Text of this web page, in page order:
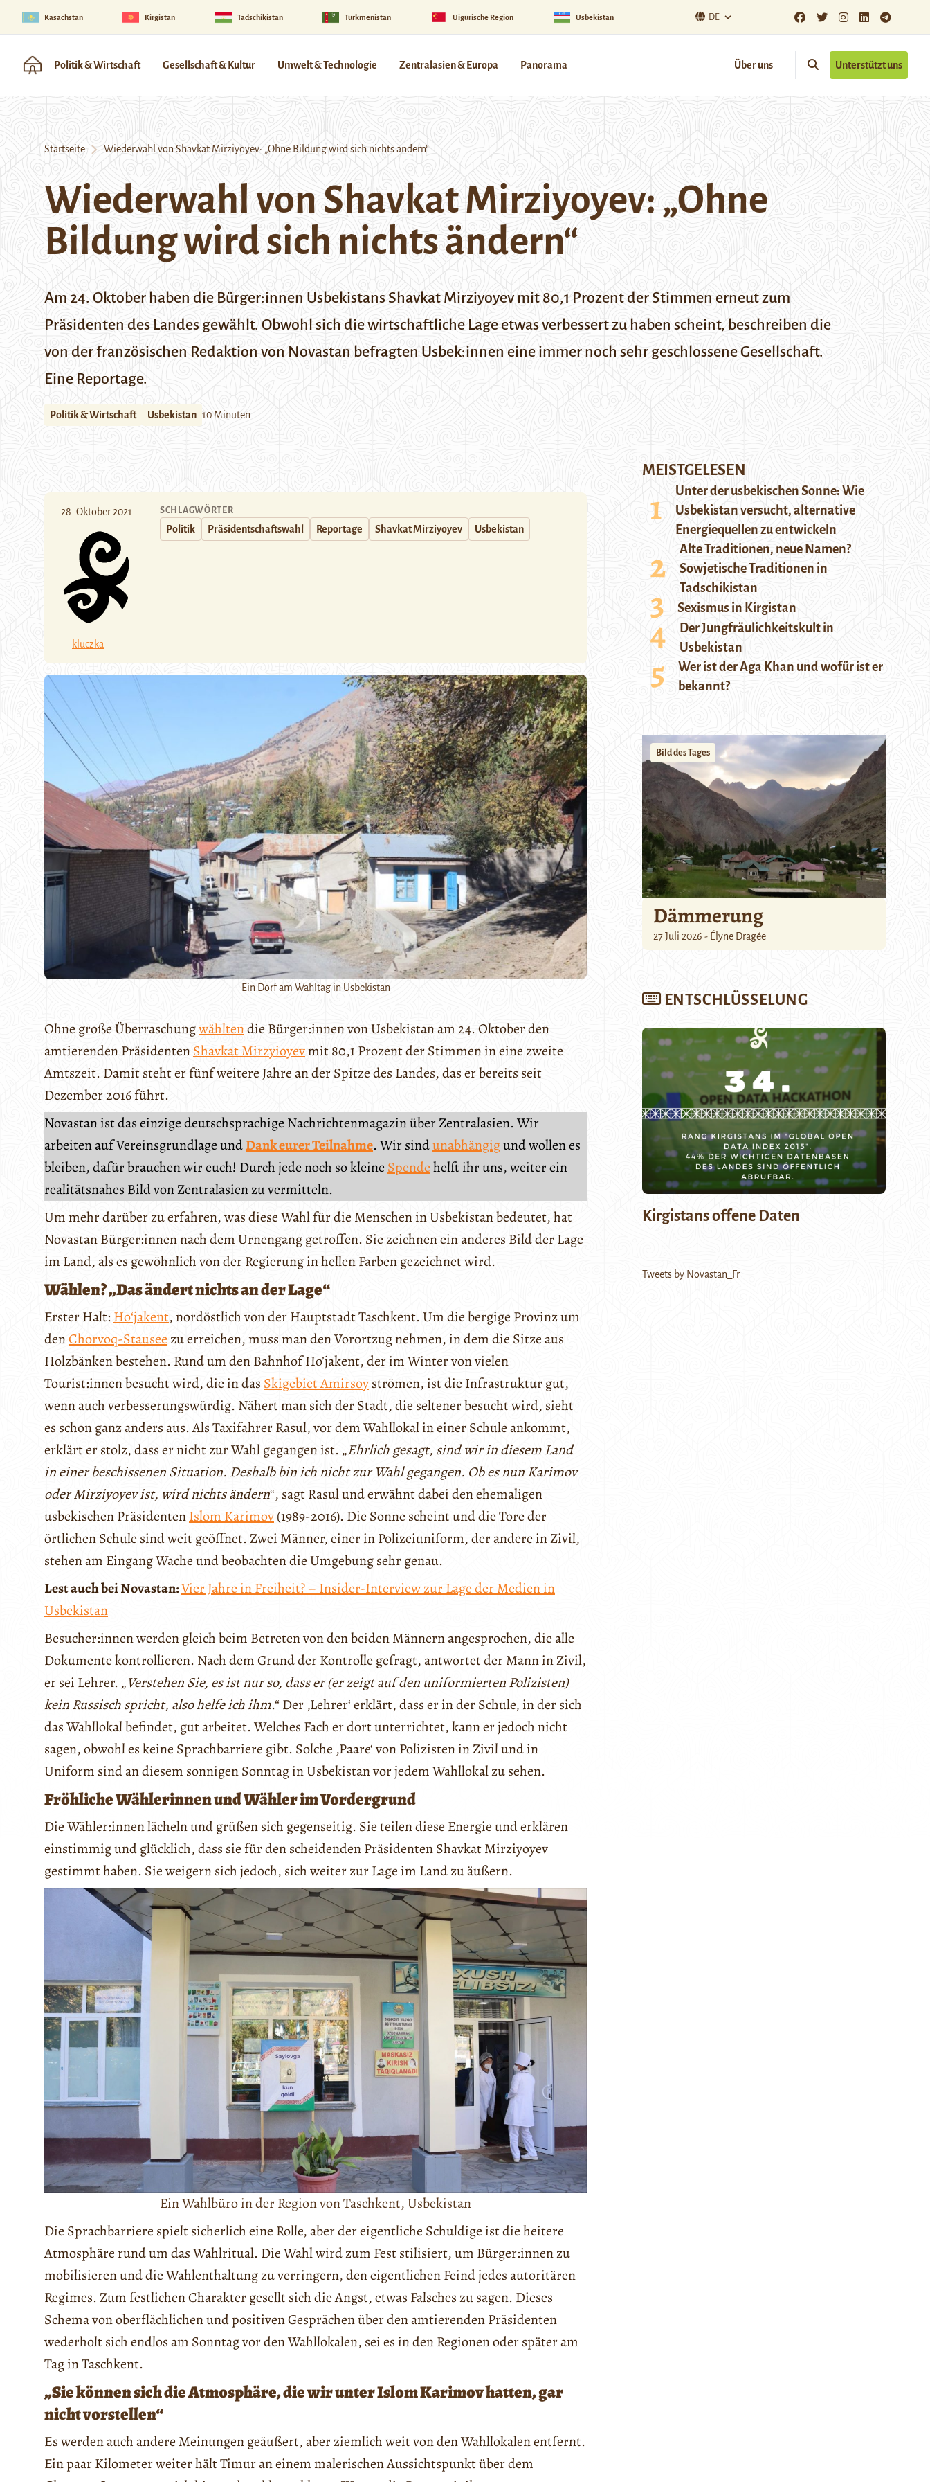
Kasachstan Kirgistan Tadschikistan Turkmenistan Uigurische Region Usbekistan DE
Politik & Wirtschaft Gesellschaft & Kultur Umwelt & Technologie Zentralasien & Europa Panorama Über uns Unterstützt uns
Startseite Wiederwahl von Shavkat Mirziyoyev: „Ohne Bildung wird sich nichts ändern“
Wiederwahl von Shavkat Mirziyoyev: „Ohne
Bildung wird sich nichts ändern“
Am 24. Oktober haben die Bürger:innen Usbekistans Shavkat Mirziyoyev mit 80,1 Prozent der Stimmen erneut zum
Präsidenten des Landes gewählt. Obwohl sich die wirtschaftliche Lage etwas verbessert zu haben scheint, beschreiben die
von derfranzösischen Redaktion von Novastan befragten Usbek:innen eine immer noch sehr geschlossene Gesellschaft.
Eine Reportage.
Politik & Wirtschaft Usbekistan 10 Minuten
28. Oktober 2021
kluczka
SCHLAGWÖRTER
Politik Präsidentschaftswahl Reportage Shavkat Mirziyoyev Usbekistan
Ein Dorf am Wahltag in Usbekistan
Ohne große Überraschungwähltendie Bürger:innen von Usbekistan am 24. Oktober den
amtierenden PräsidentenShavkat Mirzyioyevmit 80,1 Prozent der Stimmen in eine zweite
Amtszeit. Damit steht er fünf weitere Jahre an der Spitze des Landes, das er bereits seit
Dezember 2016 führt.
Novastan ist das einzige deutschsprachige Nachrichtenmagazin über Zentralasien. Wir
arbeiten auf Vereinsgrundlage undDank eurer Teilnahme. Wir sindunabhängigund wollen es
bleiben, dafür brauchen wir euch! Durch jede noch so kleine Spendehelft ihr uns, weiter ein
realitätsnahes Bild von Zentralasien zu vermitteln.
Um mehr darüber zu erfahren, was diese Wahl für die Menschen in Usbekistan bedeutet, hat
Novastan Bürger:innen nach dem Urnengang getroffen. Sie zeichnen ein anderes Bild der Lage
im Land, als es gewöhnlich von der Regierung in hellen Farben gezeichnet wird.
Wählen? „Das ändert nichts an der Lage“
Erster Halt: Hoʻjakent, nordöstlich von der Hauptstadt Taschkent. Um die bergige Provinz um
denChorvoq-Stauseezu erreichen, muss man den Vorortzug nehmen, in dem die Sitze aus
Holzbänken bestehen. Rund um den Bahnhof Ho’jakent, der im Winter von vielen
Tourist:innen besucht wird, die in das Skigebiet Amirsoyströmen, ist die Infrastruktur gut,
wenn auch verbesserungswürdig. Nähert man sich der Stadt, die seltener besucht wird, sieht
es schon ganz anders aus. Als Taxifahrer Rasul, vor dem Wahllokal in einer Schule ankommt,
erklärt er stolz, dass er nicht zur Wahl gegangen ist. „Ehrlich gesagt, sind wir in diesem Land
in einer beschissenen Situation. Deshalb bin ich nicht zur Wahl gegangen. Ob es nun Karimov
oder Mirziyoyev ist, wird nichts ändern“, sagt Rasul und erwähnt dabei den ehemaligen
usbekischen PräsidentenIslom Karimov(1989-2016). Die Sonne scheint und die Tore der
örtlichen Schule sind weit geöffnet. Zwei Männer, einer in Polizeiuniform, der andere in Zivil,
stehen am Eingang Wache und beobachten die Umgebung sehr genau.
Lest auch bei Novastan:Vier Jahre in Freiheit? – Insider-Interview zur Lage der Medien in
Usbekistan
Besucher:innen werden gleich beim Betreten von den beiden Männern angesprochen, die alle
Dokumente kontrollieren. Nach dem Grund der Kontrolle gefragt, antwortet der Mann in Zivil,
er sei Lehrer. „Verstehen Sie, es ist nur so, dass er (er zeigt auf den uniformierten Polizisten)
kein Russisch spricht, also helfe ich ihm.“ Der ‚Lehrer‘ erklärt, dass er in der Schule, in der sich
das Wahllokal befindet, gut arbeitet. Welches Fach er dort unterrichtet, kann er jedoch nicht
sagen, obwohl es keine Sprachbarriere gibt. Solche ‚Paare‘ von Polizisten in Zivil und in
Uniform sind an diesem sonnigen Sonntag in Usbekistan vor jedem Wahllokal zu sehen.
Fröhliche Wählerinnen und Wähler im Vordergrund
Die Wähler:innen lächeln und grüßen sich gegenseitig. Sie teilen diese Energie und erklären
einstimmig und glücklich, dass sie für den scheidenden Präsidenten Shavkat Mirziyoyev
gestimmt haben. Sie weigern sich jedoch, sich weiter zur Lage im Land zu äußern.
Ein Wahlbüro in der Region von Taschkent, Usbekistan
Die Sprachbarriere spielt sicherlich eine Rolle, aber der eigentliche Schuldige ist die heitere
Atmosphäre rund um das Wahlritual. Die Wahl wird zum Fest stilisiert, um Bürger:innen zu
mobilisieren und die Wahlenthaltung zu verringern, den eigentlichen Feind jedes autoritären
Regimes. Zum festlichen Charakter gesellt sich die Angst, etwas Falsches zu sagen. Dieses
Schema von oberflächlichen und positiven Gesprächen über den amtierenden Präsidenten
wederholt sich endlos am Sonntag vor den Wahllokalen, sei es in den Regionen oder später am
Tag in Taschkent.
„Sie können sich die Atmosphäre, die wir unter Islom Karimov hatten, gar
nicht vorstellen“
Es werden auch andere Meinungen geäußert, aber ziemlich weit von den Wahllokalen entfernt.
Ein paar Kilometer weiter hält Timur an einem malerischen Aussichtspunkt über dem
MEISTGELESEN
Unter der usbekischen Sonne: Wie
Usbekistan versucht, alternative
Energiequellen zu entwickeln
Alte Traditionen, neue Namen?
Sowjetische Traditionen in
Tadschikistan
Sexismus in Kirgistan
Der Jungfräulichkeitskult in
Usbekistan
Wer ist der Aga Khan und wofür ist er
bekannt?
Bild des Tages
Dämmerung
27 Juli 2026 - Élyne Dragée
ENTSCHLÜSSELUNG
Kirgistans offene Daten
Tweets by Novastan_Fr